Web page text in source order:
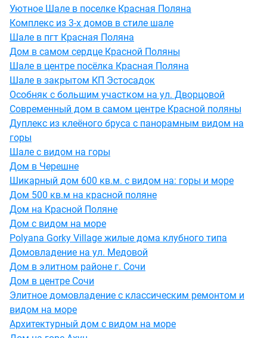
Уютное Шале в поселке Красная Поляна
Комплекс из 3-х домов в стиле шале
Шале в пгт Красная Поляна
Дом в самом сердце Красной Поляны
Шале в центре посёлка Красная Поляна
Шале в закрытом КП Эстосадок
Особняк с большим участком на ул. Дворцовой
Современный дом в самом центре Красной поляны
Дуплекс из клеёного бруса с панорамным видом на
горы
Шале с видом на горы
Дом в Черешне
Шикарный дом 600 кв.м. с видом на: горы и море
Дом 500 кв.м на красной поляне
Дом на Красной Поляне
Дом с видом на море
Polyana Gorky Village жилые дома клубного типа
Домовладение на ул. Медовой
Дом в элитном районе г. Сочи
Дом в центре Сочи
Элитное домовладение с классическим ремонтом и
видом на море
Архитектурный дом с видом на море